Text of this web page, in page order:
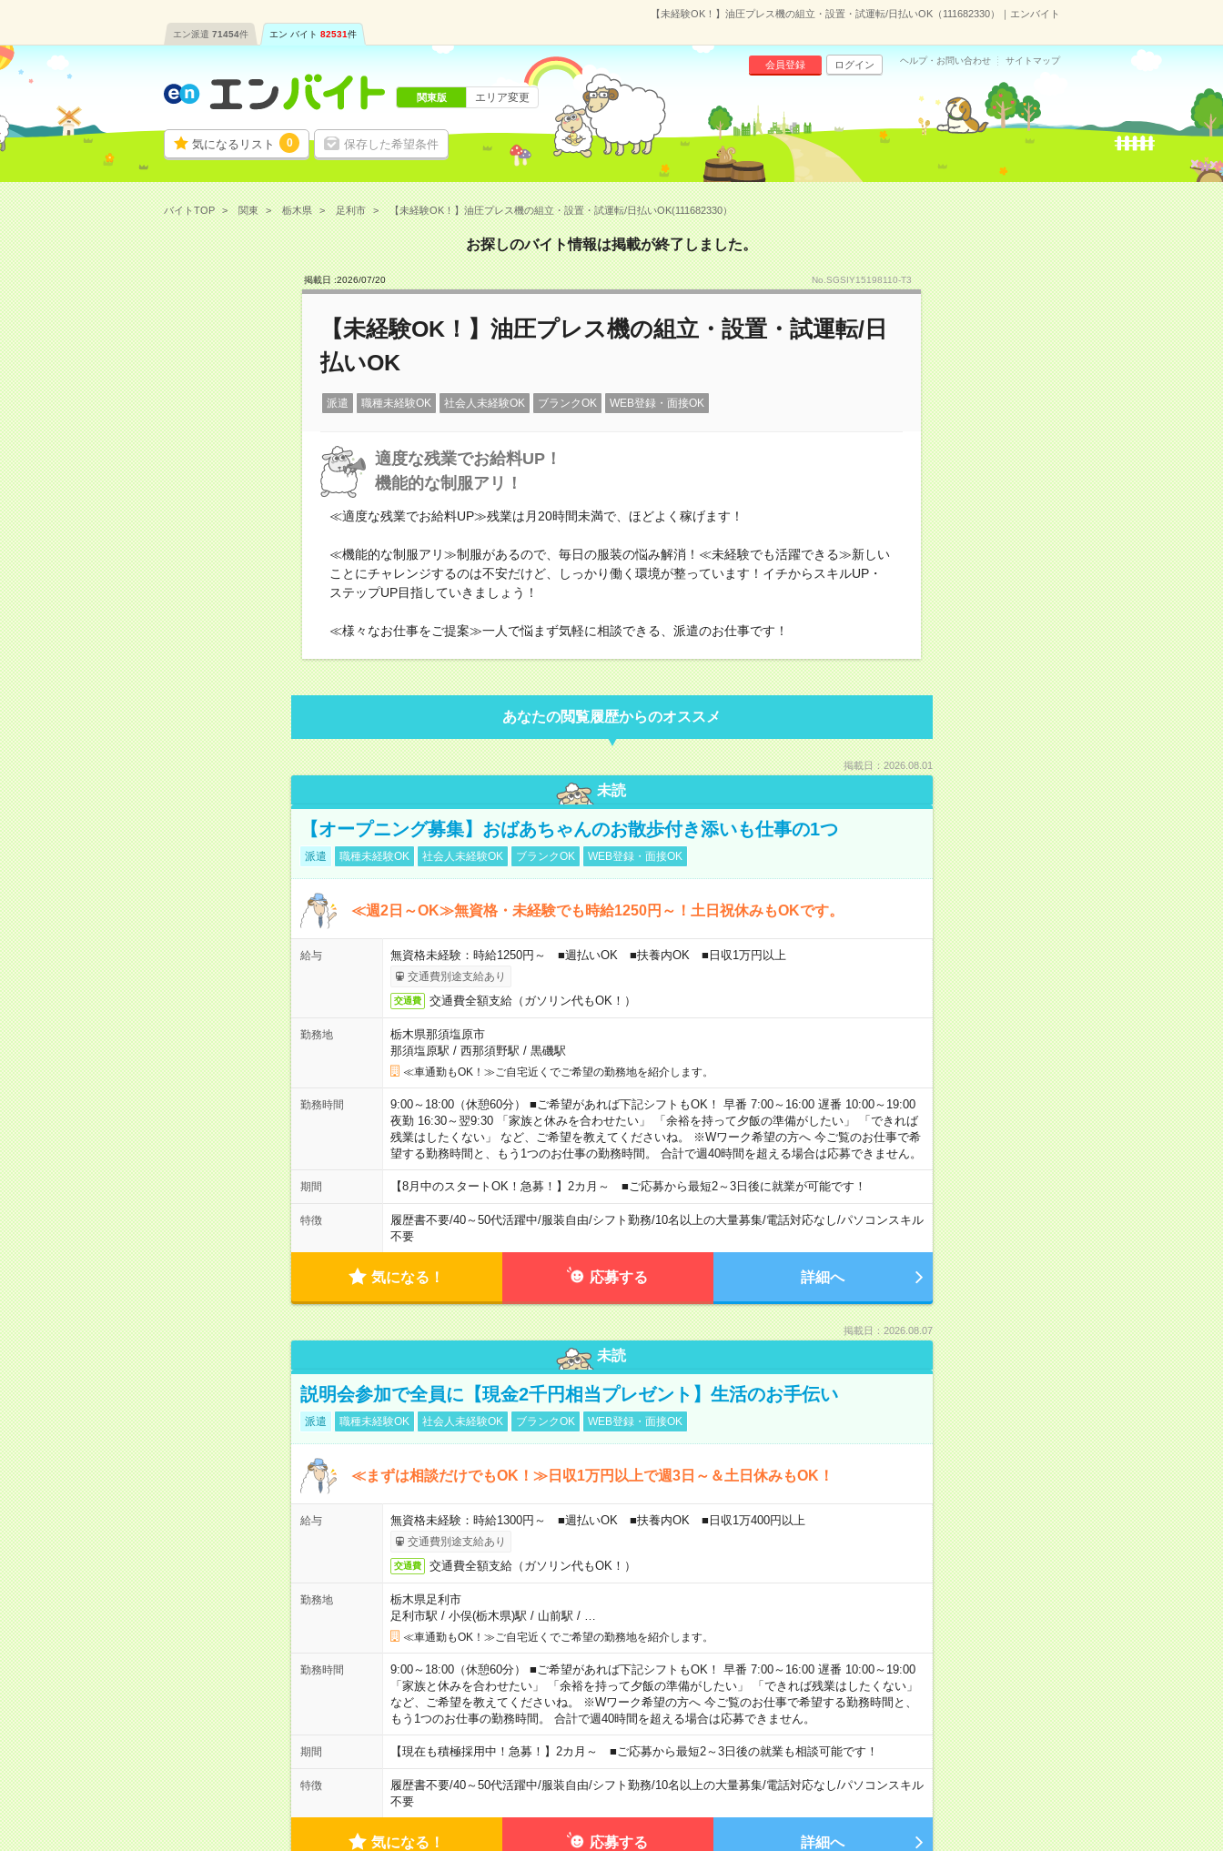
【未経験OK！】油圧プレス機の組立・設置・試運転/日払いOK（111682330）｜エンバイト
エン派遣 71454件 エン バイト 82531件
気になるリスト 0 保存した希望条件
会員登録 ログイン ヘルプ・お問い合わせ サイトマップ
関東版 エリア変更
バイトTOP 関東 栃木県 足利市 【未経験OK！】油圧プレス機の組立・設置・試運転/日払いOK(111682330）
お探しのバイト情報は掲載が終了しました。
掲載日 :2026/07/20 No.SGSIY15198110-T3
【未経験OK！】油圧プレス機の組立・設置・試運転/日
払いOK
派遣 職種未経験OK 社会人未経験OK ブランクOK WEB登録・面接OK
適度な残業でお給料UP！
機能的な制服アリ！
≪適度な残業でお給料UP≫残業は月20時間未満で、ほどよく稼げます！
≪機能的な制服アリ≫制服があるので、毎日の服装の悩み解消！≪未経験でも活躍できる≫新しい
ことにチャレンジするのは不安だけど、しっかり働く環境が整っています！イチからスキルUP・
ステップUP目指していきましょう！
≪様々なお仕事をご提案≫一人で悩まず気軽に相談できる、派遣のお仕事です！
あなたの閲覧履歴からのオススメ
掲載日：2026.08.01
未読
【オープニング募集】おばあちゃんのお散歩付き添いも仕事の1つ
派遣 職種未経験OK 社会人未経験OK ブランクOK WEB登録・面接OK
≪週2日～OK≫無資格・未経験でも時給1250円～！土日祝休みもOKです。
給与 無資格未経験：時給1250円～ ■週払いOK ■扶養内OK ■日収1万円以上
交通費別途支給あり
交通費 交通費全額支給（ガソリン代もOK！）
勤務地
栃木県那須塩原市
那須塩原駅 / 西那須野駅 / 黒磯駅
≪車通勤もOK！≫ご自宅近くでご希望の勤務地を紹介します。
勤務時間
9:00～18:00（休憩60分） ■ご希望があれば下記シフトもOK！ 早番 7:00～16:00 遅番 10:00～19:00
夜勤 16:30～翌9:30 「家族と休みを合わせたい」 「余裕を持って夕飯の準備がしたい」 「できれば
残業はしたくない」 など、ご希望を教えてくださいね。 ※Wワーク希望の方へ 今ご覧のお仕事で希
望する勤務時間と、もう1つのお仕事の勤務時間。 合計で週40時間を超える場合は応募できません。
期間 【8月中のスタートOK！急募！】2カ月～ ■ご応募から最短2～3日後に就業が可能です！
特徴 履歴書不要/40～50代活躍中/服装自由/シフト勤務/10名以上の大量募集/電話対応なし/パソコンスキル
不要
気になる！ 応募する 詳細へ
掲載日：2026.08.07
未読
説明会参加で全員に【現金2千円相当プレゼント】生活のお手伝い
派遣 職種未経験OK 社会人未経験OK ブランクOK WEB登録・面接OK
≪まずは相談だけでもOK！≫日収1万円以上で週3日～＆土日休みもOK！
給与 無資格未経験：時給1300円～ ■週払いOK ■扶養内OK ■日収1万400円以上
交通費別途支給あり
交通費 交通費全額支給（ガソリン代もOK！）
勤務地
栃木県足利市
足利市駅 / 小俣(栃木県)駅 / 山前駅 /
≪車通勤もOK！≫ご自宅近くでご希望の勤務地を紹介します。
勤務時間
9:00～18:00（休憩60分） ■ご希望があれば下記シフトもOK！ 早番 7:00～16:00 遅番 10:00～19:00
「家族と休みを合わせたい」 「余裕を持って夕飯の準備がしたい」 「できれば残業はしたくない」
など、ご希望を教えてくださいね。 ※Wワーク希望の方へ 今ご覧のお仕事で希望する勤務時間と、
もう1つのお仕事の勤務時間。 合計で週40時間を超える場合は応募できません。
期間 【現在も積極採用中！急募！】2カ月～ ■ご応募から最短2～3日後の就業も相談可能です！
特徴 履歴書不要/40～50代活躍中/服装自由/シフト勤務/10名以上の大量募集/電話対応なし/パソコンスキル
不要
気になる！ 応募する 詳細へ